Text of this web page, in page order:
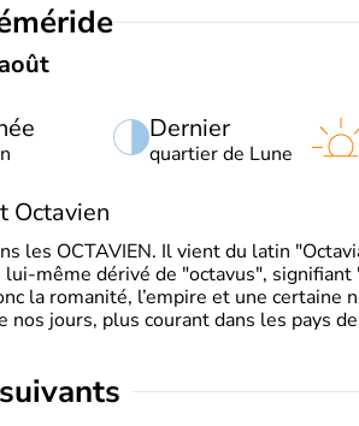
Dernier
quartier de Lune
Octavien
les OCTAVIEN. Il vient du latin
lui-même dérivé de "octavus",
la romanité, l’empire et une certaine
nos jours, plus courant dans les pays